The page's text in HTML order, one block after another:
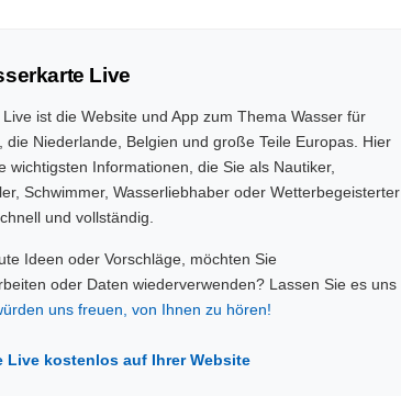
Live
ist die Website und App zum Thema Wasser für
die Niederlande, Belgien und große Teile Europas. Hier
wichtigsten Informationen, die Sie als Nautiker,
Schwimmer, Wasserliebhaber oder Wetterbegeisterter
und vollständig.
Ideen oder Vorschläge, möchten Sie
oder Daten wiederverwenden? Lassen Sie es uns
uns freuen, von Ihnen zu hören!
Live kostenlos auf Ihrer Website